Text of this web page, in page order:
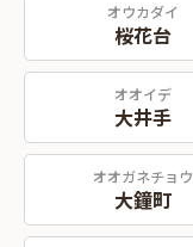
オウカダイ
桜花台
オオイデ
大井手
オオガネチョウ
大鐘町